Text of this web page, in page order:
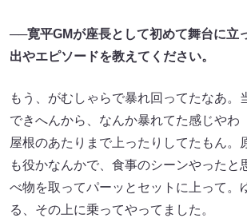
──寛平GMが座長として初めて舞台に立
出やエピソードを教えてください。
もう、がむしゃらで暴れ回ってたなあ。
できへんから、なんか暴れてた感じやわ
屋根のあたりまで上ったりしてたもん。
も役かなんかで、食事のシーンやったと
べ物を取ってパーッとセットに上って。
る、その上に乗ってやってました。